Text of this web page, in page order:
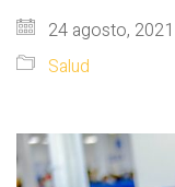
24 agosto, 2021
Salud